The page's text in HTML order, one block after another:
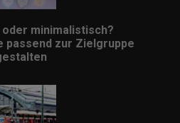
oder minimalistisch?
passend zur Zielgruppe